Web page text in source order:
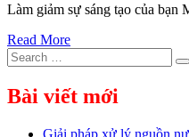
Làm giảm sự sáng tạo của bạn
Read More
Search
for:
Bài viết mới
Giải pháp xử lý nguồn